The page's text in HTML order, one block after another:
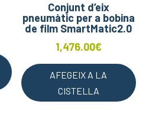
Conjunt d’eix
pneumàtic per a bobina
de film SmartMatic2.0
1,476.00€
AFEGEIX A LA
CISTELLA